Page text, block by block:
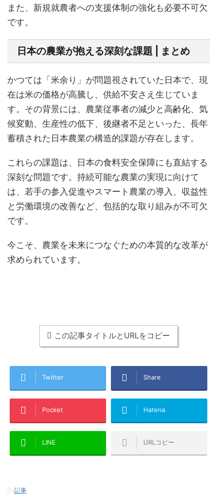
また、新規就農者への支援体制の強化も必要不可欠
です。
日本の農業が抱える深刻な課題 | まとめ
かつては「米余り」が問題視されていた日本で、現
在は米の価格が高騰し、供給不安さえ生じていま
す。その背景には、農業従事者の減少と高齢化、気
候変動、生産性の低下、後継者不足といった、長年
蓄積された日本農業の構造的課題が存在します。
これらの課題は、日本の食料安全保障にも直結する
深刻な問題です。持続可能な農業の実現に向けて
は、若手の参入促進やスマート農業の導入、収益性
と労働環境の改善など、包括的な取り組みが不可欠
です。
今こそ、農業を未来につなぐための本質的な改革が
求められています。
この記事タイトルとURLをコピー
Twitter Share
Pocket Hatena
LINE URLコピー
-記事